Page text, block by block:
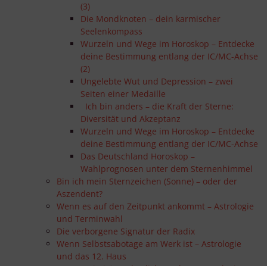
(3)
Die Mondknoten – dein karmischer
Seelenkompass
Wurzeln und Wege im Horoskop – Entdecke
deine Bestimmung entlang der IC/MC-Achse
(2)
Ungelebte Wut und Depression – zwei
Seiten einer Medaille
Ich bin anders – die Kraft der Sterne:
Diversität und Akzeptanz
Wurzeln und Wege im Horoskop – Entdecke
deine Bestimmung entlang der IC/MC-Achse
Das Deutschland Horoskop –
Wahlprognosen unter dem Sternenhimmel
Bin ich mein Sternzeichen (Sonne) – oder der
Aszendent?
Wenn es auf den Zeitpunkt ankommt – Astrologie
und Terminwahl
Die verborgene Signatur der Radix
Wenn Selbstsabotage am Werk ist – Astrologie
und das 12. Haus